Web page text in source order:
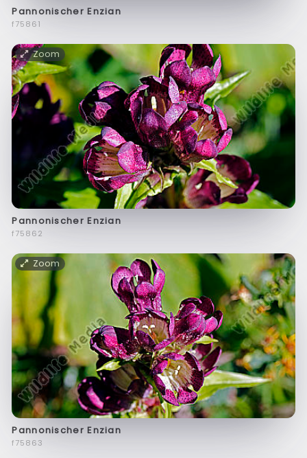
Pannonischer Enzian
f75861
Zoom
Pannonischer Enzian
f75862
Zoom
Pannonischer Enzian
f75863